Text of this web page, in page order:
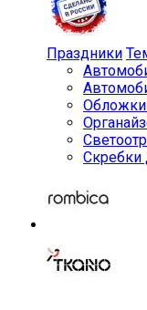
Праздники
Обложки
Скребки